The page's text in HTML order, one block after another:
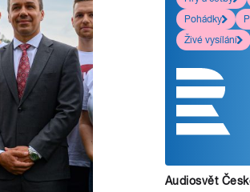
Pohádky
Živé vysílání
Audiosvět